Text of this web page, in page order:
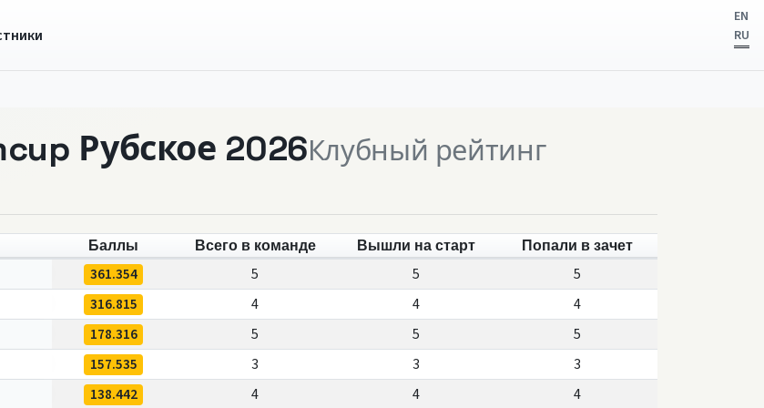
EN
RU
Рубское 2026Клубный рейтинг
Баллы Всего в команде Вышли на старт Попали в зачет
361.354 5 5
5
316.815 4 4
4
178.316 5 5
5
157.535 3 3
3
138.442 4 4
4